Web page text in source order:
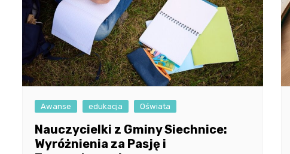
Awanse edukacja Oświata
Nauczycielki z Gminy Siechnice:
Wyróżnienia za Pasję i